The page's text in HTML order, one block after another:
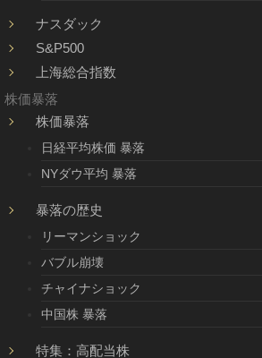
ナスダック
S&P500
上海総合指数
株価暴落
株価暴落
日経平均株価 暴落
NYダウ平均 暴落
暴落の歴史
リーマンショック
バブル崩壊
チャイナショック
中国株 暴落
特集：高配当株